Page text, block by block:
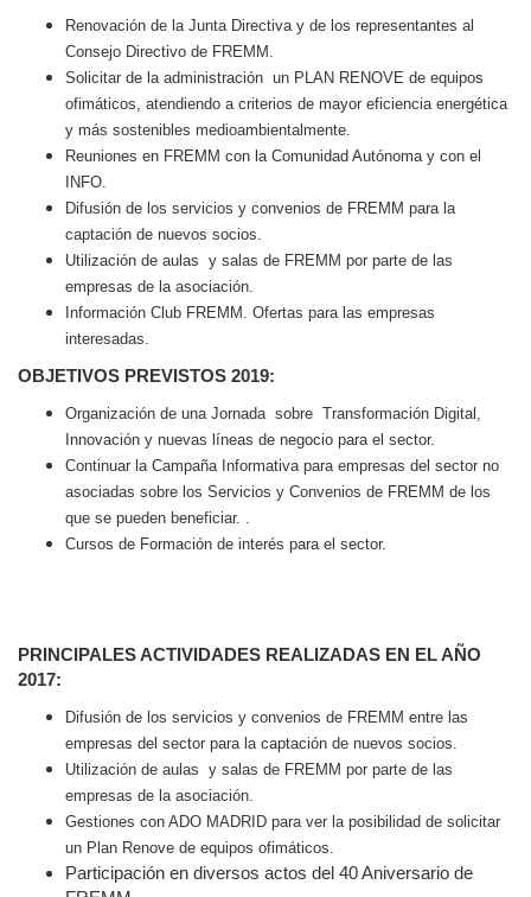
Renovación de la Junta Directiva y de los representantes al
Consejo Directivo de FREMM.
Solicitar de la administración un PLAN RENOVE de equipos
ofimáticos, atendiendo a criterios de mayor eficiencia energética
y más sostenibles medioambientalmente.
Reuniones en FREMM con la Comunidad Autónoma y con el
INFO.
Difusión de los servicios y convenios de FREMM para la
captación de nuevos socios.
Utilización de aulas y salas de FREMM por parte de las
empresas de la asociación.
Información Club FREMM. Ofertas para las empresas
interesadas.
OBJETIVOS PREVISTOS 2019:
Organización de una Jornada sobre Transformación Digital,
Innovación y nuevas líneas de negocio para el sector.
Continuar la Campaña Informativa para empresas del sector no
asociadas sobre los Servicios y Convenios de FREMM de los
que se pueden beneficiar. .
Cursos de Formación de interés para el sector.
PRINCIPALES ACTIVIDADES REALIZADAS EN EL AÑO
2017:
Difusión de los servicios y convenios de FREMM entre las
empresas del sector para la captación de nuevos socios.
Utilización de aulas y salas de FREMM por parte de las
empresas de la asociación.
Gestiones con ADO MADRID para ver la posibilidad de solicitar
un Plan Renove de equipos ofimáticos.
Participación en diversos actos del 40 Aniversario de